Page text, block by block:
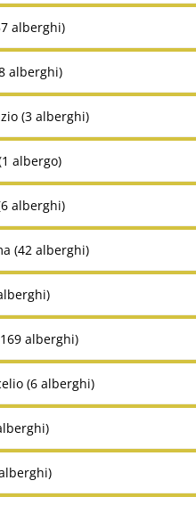
alberghi)
alberghi)
(3 alberghi)
albergo)
alberghi)
(42 alberghi)
alberghi)
(6 alberghi)